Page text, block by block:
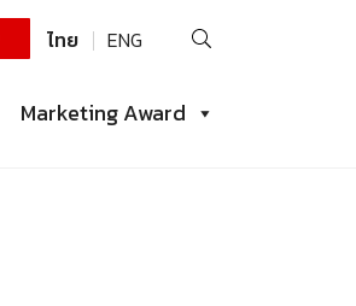
ไทย ENG
ค้นหา
Marketing Award